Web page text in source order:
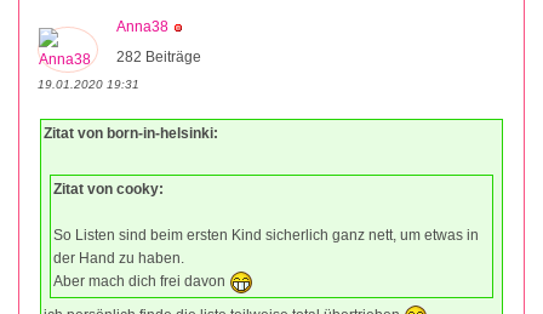
Anna38
282 Beiträge
19.01.2020 19:31
Zitat von born-in-helsinki:
Zitat von cooky:
So Listen sind beim ersten Kind sicherlich ganz nett, um etwas in
der Hand zu haben.
Aber mach dich frei davon